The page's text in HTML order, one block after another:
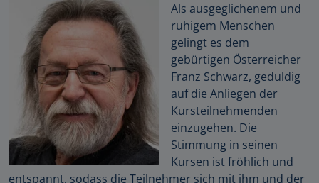
Als ausgeglichenem und
ruhigem Menschen
gelingt es dem
gebürtigen Österreicher
Franz Schwarz, geduldig
auf die Anliegen der
Kursteilnehmenden
einzugehen. Die
Stimmung in seinen
Kursen ist fröhlich und
entspannt, sodass die Teilnehmer sich mit ihm und der